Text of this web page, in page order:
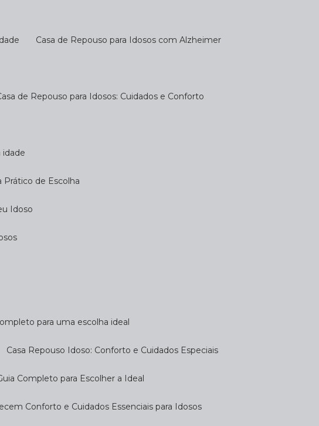
Casa de Repouso para Idosos com Alzheimer
Casa de Repouso para Idosos: Cuidados e Conforto
idade
Prático de Escolha
Idoso
para uma escolha ideal
Casa Repouso Idoso: Conforto e Cuidados Especiais
Completo para Escolher a Ideal
Conforto e Cuidados Essenciais para Idosos